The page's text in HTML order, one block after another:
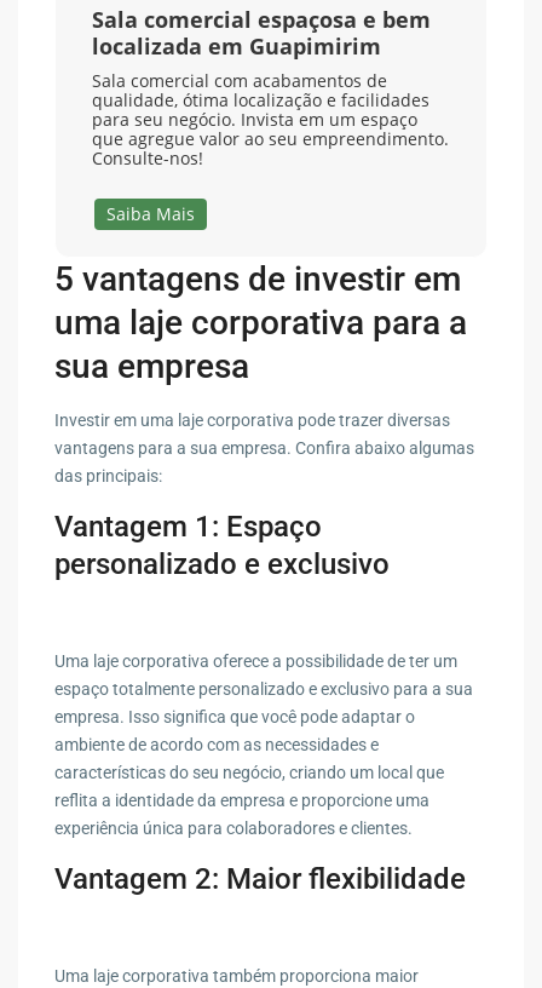
Sala comercial espaçosa e bem
localizada em Guapimirim
Sala comercial com acabamentos de
qualidade, ótima localização e facilidades
para seu negócio. Invista em um espaço
que agregue valor ao seu empreendimento.
Consulte-nos!
Saiba Mais
5 vantagens de investir em
uma laje corporativa para a
sua empresa
Investir em uma laje corporativa pode trazer diversas
vantagens para a sua empresa. Confira abaixo algumas
das principais:
Vantagem 1: Espaço
personalizado e exclusivo
Uma laje corporativa oferece a possibilidade de ter um
espaço totalmente personalizado e exclusivo para a sua
empresa. Isso significa que você pode adaptar o
ambiente de acordo com as necessidades e
características do seu negócio, criando um local que
reflita a identidade da empresa e proporcione uma
experiência única para colaboradores e clientes.
Vantagem 2: Maior flexibilidade
Uma laje corporativa também proporciona maior